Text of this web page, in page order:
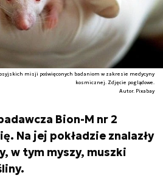
misji poświęconych badaniom w zakresie medycyny
kosmicznej. Zdjęcie poglądowe.
Autor. Pixabay
Bion-M nr 2
Na jej pokładzie znalazły
w tym myszy, muszki